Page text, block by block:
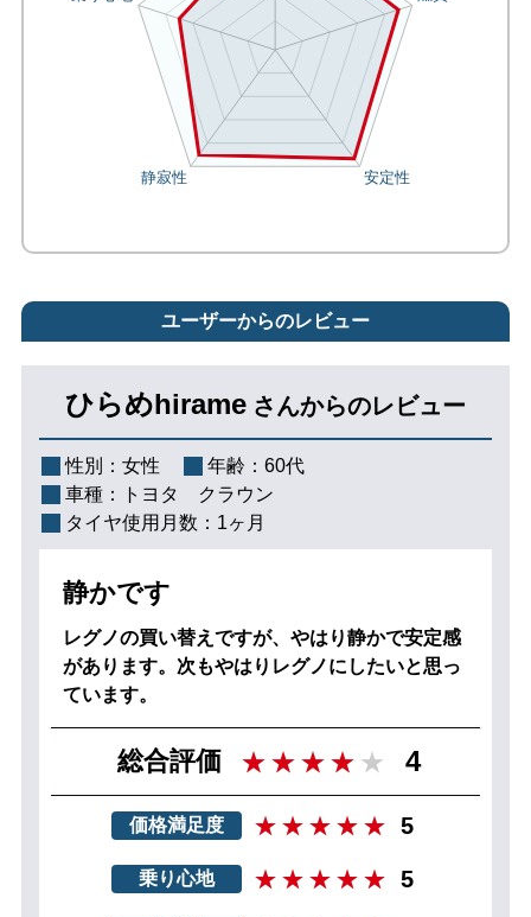
ユーザーからのレビュー
ひらめhirame さんからのレビュー
性別： 女性 年齢： 60代
車種：
トヨタ クラウン
タイヤ使用月数： 1ヶ月
静かです
レグノの買い替えですが、やはり静かで安定感
があります。次もやはりレグノにしたいと思っ
ています。
総合評価 4
価格満足度 5
乗り心地 5